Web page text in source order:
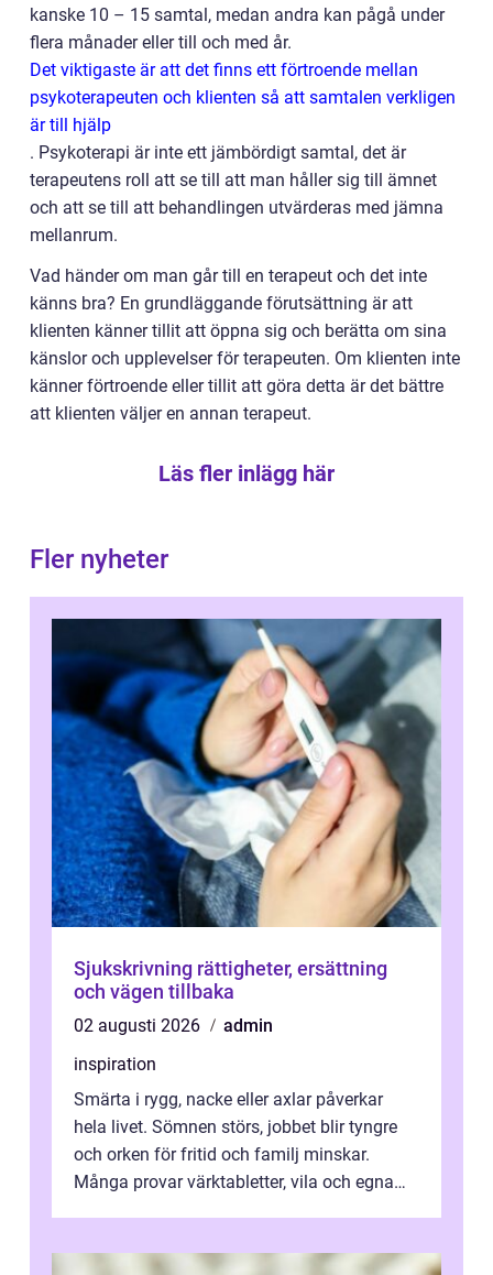
kanske 10 – 15 samtal, medan andra kan pågå under
flera månader eller till och med år.
Det viktigaste är att det finns ett förtroende mellan
psykoterapeuten och klienten så att samtalen verkligen
är till hjälp
. Psykoterapi är inte ett jämbördigt samtal, det är
terapeutens roll att se till att man håller sig till ämnet
och att se till att behandlingen utvärderas med jämna
mellanrum.
Vad händer om man går till en terapeut och det inte
känns bra? En grundläggande förutsättning är att
klienten känner tillit att öppna sig och berätta om sina
känslor och upplevelser för terapeuten. Om klienten inte
känner förtroende eller tillit att göra detta är det bättre
att klienten väljer en annan terapeut.
Läs fler inlägg här
Fler nyheter
Sjukskrivning rättigheter, ersättning
och vägen tillbaka
02 augusti 2026
admin
inspiration
Smärta i rygg, nacke eller axlar påverkar
hela livet. Sömnen störs, jobbet blir tyngre
och orken för fritid och familj minskar.
Många provar värktabletter, vila och egna